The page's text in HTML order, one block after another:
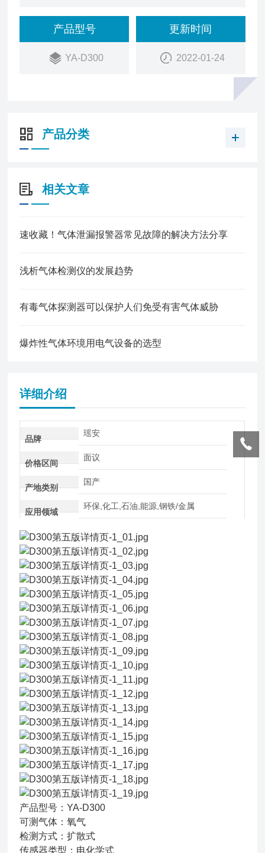
产品型号
YA-D300
更新时间
2022-01-24
产品分类
相关文章
速收藏！气体泄漏报警器常见故障的解决方法分享
浅析气体检测仪的发展趋势
有毒气体探测器可以保护人们免受有害气体威胁
爆炸性气体环境用电气设备的选型
详细介绍
品牌
瑶安
价格区间
面议
产地类别
国产
应用领域
环保,化工,石油,能源,钢铁/金属
产品型号：YA-D300
可测气体：氧气
检测方式：扩散式
传感器类型：电化学式